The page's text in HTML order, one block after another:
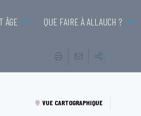
ÂGE QUE FAIRE À ALLAUCH ?
VUE CARTOGRAPHIQUE